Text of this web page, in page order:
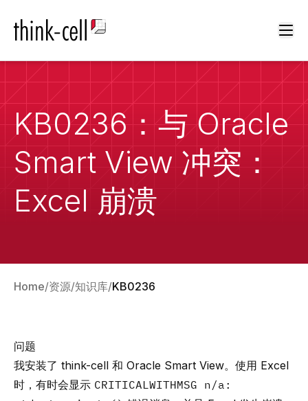
KB0236：与 Oracle
Smart View 冲突：
Excel 崩溃
Home 资源 知识库 KB0236
问题
我安装了 think-cell 和 Oracle Smart View。使用 Excel
时，有时会显示 CRITICALWITHMSG n/a: